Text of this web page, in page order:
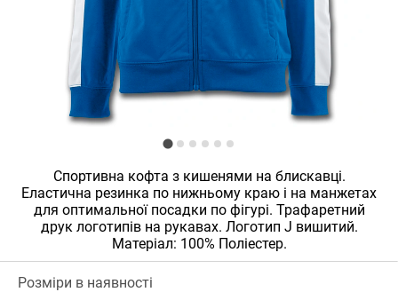
Спортивна кофта з кишенями на блискавці.
Еластична резинка по нижньому краю і на манжетах
для оптимальної посадки по фігурі. Трафаретний
друк логотипів на рукавах. Логотип J вишитий.
Матеріал: 100% Поліестер.
Розміри в наявності